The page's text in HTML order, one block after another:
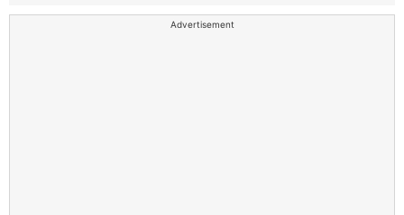
Advertisement